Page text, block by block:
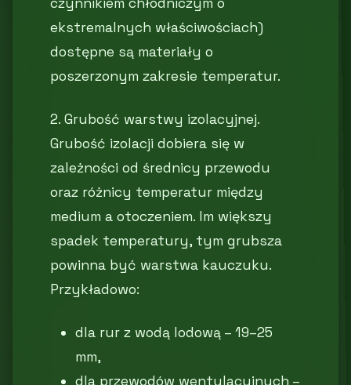
ekstremalnych właściwościach)
dostępne są materiały o
poszerzonym zakresie temperatur.
2. Grubość warstwy izolacyjnej.
Grubość izolacji dobiera się w
zależności od średnicy przewodu
oraz różnicy temperatur między
medium a otoczeniem. Im większy
spadek temperatury, tym grubsza
powinna być warstwa kauczuku.
Przykładowo:
dla rur z wodą lodową – 19–25
mm,
dla przewodów wentylacyjnych –